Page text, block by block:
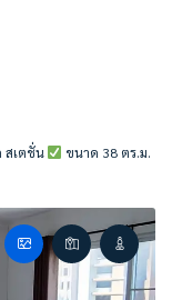
สเตชั่น
ขนาด 38 ตร.ม.